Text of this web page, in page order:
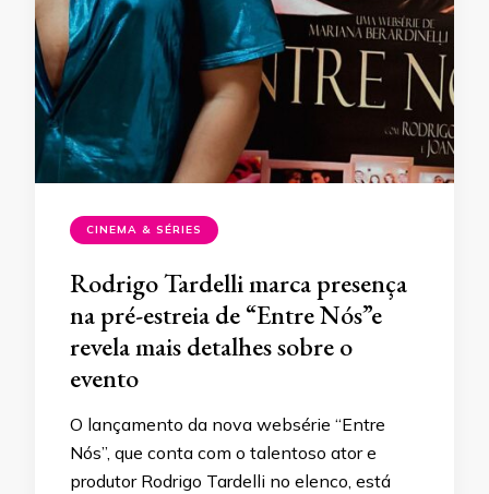
CINEMA & SÉRIES
Rodrigo Tardelli marca presença
na pré-estreia de “Entre Nós”e
revela mais detalhes sobre o
evento
O lançamento da nova websérie “Entre
Nós”, que conta com o talentoso ator e
produtor Rodrigo Tardelli no elenco, está